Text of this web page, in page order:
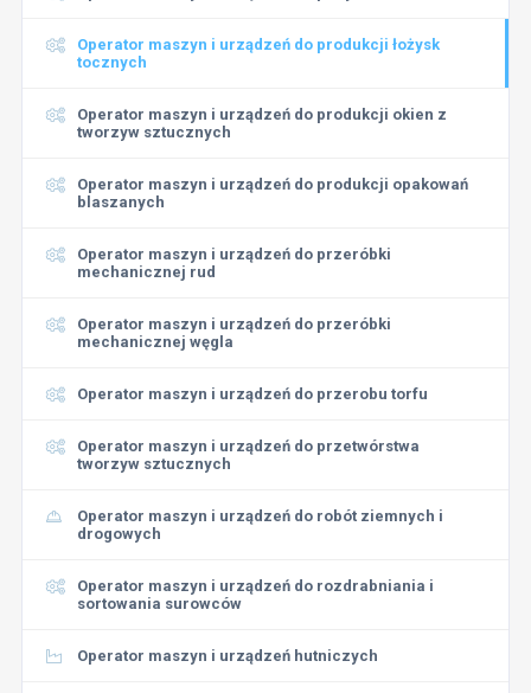
Operator maszyn i urządzeń do produkcji łożysk
tocznych
Operator maszyn i urządzeń do produkcji okien z
tworzyw sztucznych
Operator maszyn i urządzeń do produkcji opakowań
blaszanych
Operator maszyn i urządzeń do przeróbki
mechanicznej rud
Operator maszyn i urządzeń do przeróbki
mechanicznej węgla
Operator maszyn i urządzeń do przerobu torfu
Operator maszyn i urządzeń do przetwórstwa
tworzyw sztucznych
Operator maszyn i urządzeń do robót ziemnych i
drogowych
Operator maszyn i urządzeń do rozdrabniania i
sortowania surowców
Operator maszyn i urządzeń hutniczych